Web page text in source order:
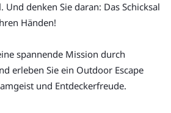
denken Sie daran: Das Schicksal
Händen!
spannende Mission durch
erleben Sie ein Outdoor Escape
und Entdeckerfreude.